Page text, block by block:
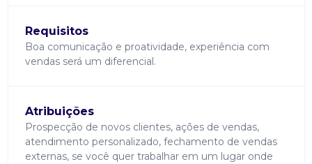
Requisitos
Boa comunicação e proatividade, experiência com
vendas será um diferencial.
Atribuições
Prospecção de novos clientes, ações de vendas,
atendimento personalizado, fechamento de vendas
externas, se você quer trabalhar em um lugar onde